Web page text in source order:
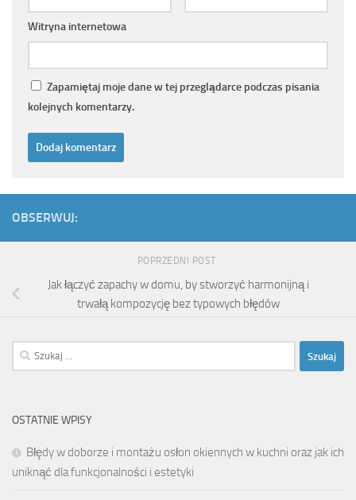
Witryna internetowa
Zapamiętaj moje dane w tej przeglądarce podczas pisania
kolejnych komentarzy.
OBSERWUJ:
POPRZEDNI POST
Jak łączyć zapachy w domu, by stworzyć harmonijną i
trwałą kompozycję bez typowych błędów
Szukaj:
OSTATNIE WPISY
Błędy w doborze i montażu osłon okiennych w kuchni oraz jak ich
uniknąć dla funkcjonalności i estetyki